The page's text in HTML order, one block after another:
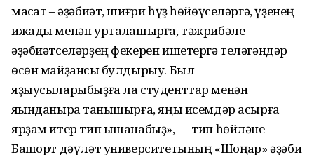
маҡсат – әҙәбиәт, шиғри һүҙ һөйөүселәргә, үҙенең
ижады менән уртаҡлашырға, тәжрибәле
әҙәбиәтселәрҙең фекерен ишетергә теләгәндәр
өсөн майҙансыҡ булдырыу. Был
яҙыусыларыбыҙға ла студенттар менән
яҡынданыраҡ танышырға, яңы исемдәр асырға
ярҙам итер тип ышанабыҙ», — тип һөйләне
Башҡорт дәүләт университетының «Шоңҡар» әҙәби